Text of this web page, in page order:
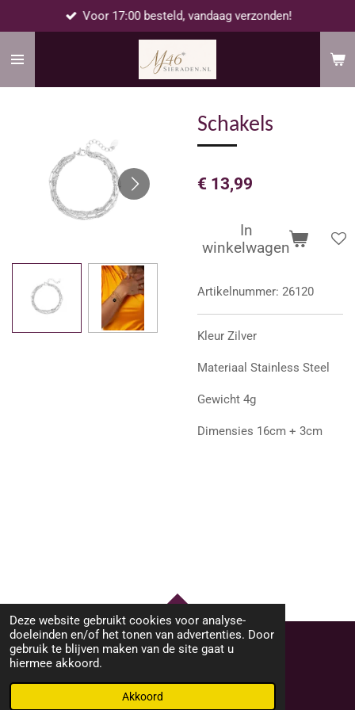
Deze website gebruikt cookies voor analyse-
doeleinden en/of het tonen van advertenties. Door
gebruik te blijven maken van de site gaat u
hiermee akkoord.
Akkoord
naar
Voor 17:00 besteld, vandaag verzonden!
Schakels
€ 13,99
In
winkelwagen
Artikelnummer: 26120
Kleur Zilver
Materiaal Stainless Steel
Gewicht 4g
Dimensies 16cm + 3cm
TOP
© 2023 - 2026 M46Sieraden
Powered byJouwWeb